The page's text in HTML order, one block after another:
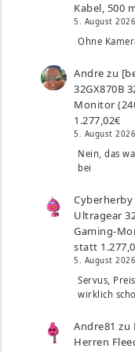
Kabel, 500
5. August 2026
Ohne
Andre zu
32GX870B
Monitor
1.277,02€
5. August 2026
Nein, das
bei
Ultragear
Gaming-
statt
5. August 2026
Servus,
wirklich
Andre81 zu
Herren